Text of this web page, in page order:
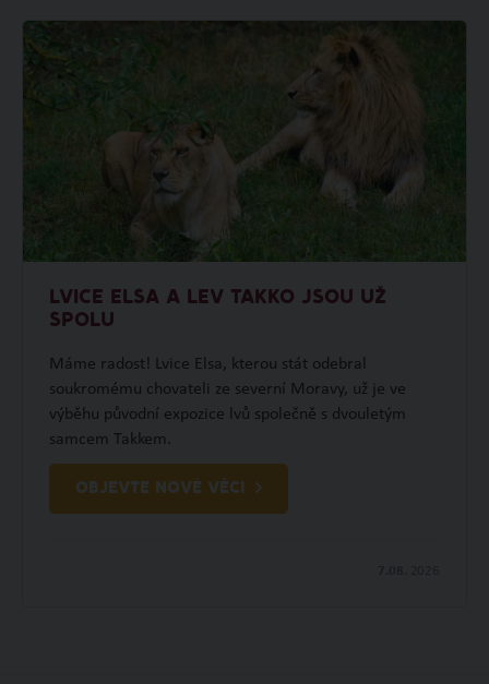
LVICE ELSA A LEV TAKKO JSOU UŽ
SPOLU
Máme radost! Lvice Elsa, kterou stát odebral
soukromému chovateli ze severní Moravy, už je ve
výběhu původní expozice lvů společně s dvouletým
samcem Takkem.
OBJEVTE NOVÉ VĚCI